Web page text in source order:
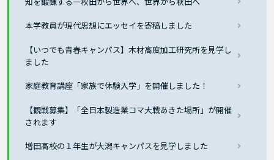
本学教員が現代思想にエッセイを寄稿しました
【いつでも青春キャンパス】木材高度加工研究所を見学し
ました
家庭教育講座「家族で体験入学」を開催しました！
【観戦募集】「全日本製造業コマ大戦あきた場所」が開催
されます
増田高校の１年生が大潟キャンパスを見学しました